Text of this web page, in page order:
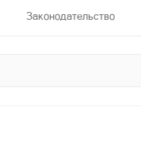
Законодательство